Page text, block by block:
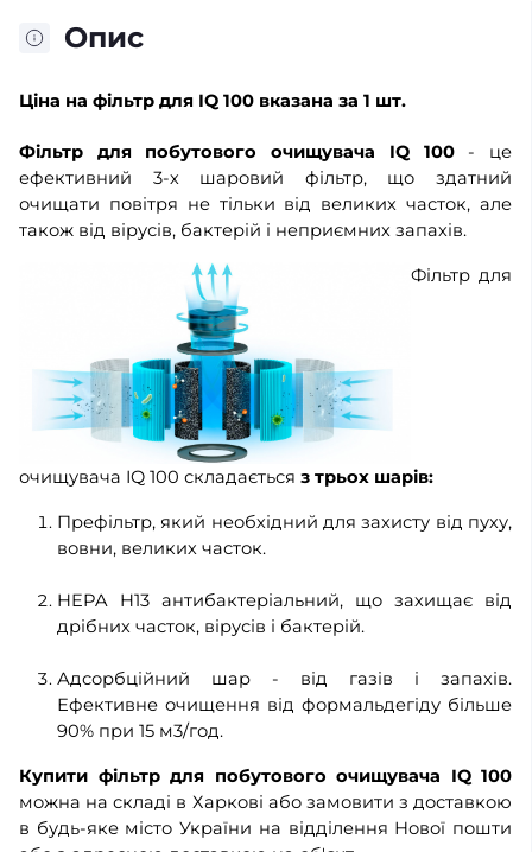
Опис
Ціна на фільтр для IQ 100 вказана за 1 шт.
Фільтр для побутового очищувача IQ 100- це
ефективний 3-х шаровий фільтр, що здатний
очищати повітря не тільки від великих часток, але
також від вірусів, бактерій і неприємних запахів.
Фільтр для
очищувача IQ 100 складається з трьох шарів:
Префільтр, який необхідний для захисту від пуху,
вовни, великих часток.
HEPA H13 антибактеріальний, що захищає від
дрібних часток, вірусів і бактерій.
Адсорбційний шар - від газів і запахів.
Ефективне очищення від формальдегіду більше
90% при 15 м3/год.
Купити фільтр для побутового очищувача IQ 100
можна на складі в Харкові або замовити з доставкою
в будь-яке місто України на відділення Нової пошти